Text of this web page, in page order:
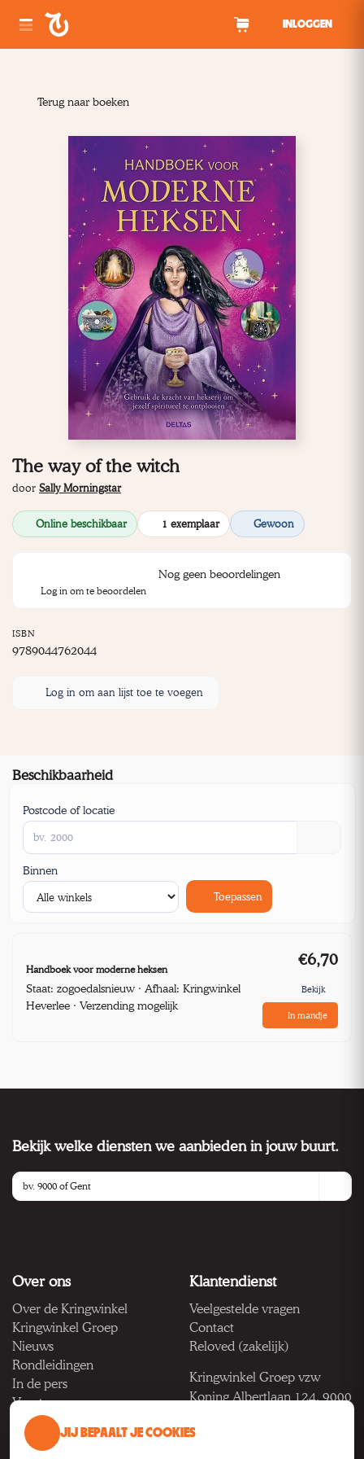
INLOGGEN
Terug naar boeken
The way of the witch
door Sally Morningstar
Online beschikbaar 1 exemplaar Gewoon
Nog geen beoordelingen
Log in om te beoordelen
ISBN
9789044762044
Log in om aan lijst toe te voegen
Beschikbaarheid
Postcode of locatie
Binnen
Toepassen
Handboek voor moderne heksen
Staat: zogoedalsnieuw · Afhaal: Kringwinkel
Heverlee · Verzending mogelijk
€6,70
Bekijk
In mandje
Bekijk welke diensten we aanbieden in jouw buurt.
Over ons
Over de Kringwinkel
Kringwinkel Groep
Nieuws
Rondleidingen
In de pers
Vacatures
Klantendienst
Veelgestelde vragen
Contact
Reloved (zakelijk)
Kringwinkel Groep vzw
Koning Albertlaan 124, 9000
BTW BE 1033.922.208
JIJ BEPAALT JE COOKIES